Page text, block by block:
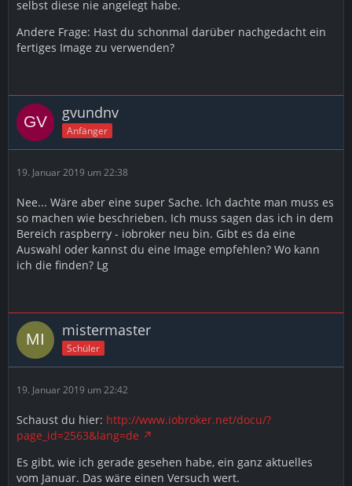
selbst diese nie angelegt habe.
Andere Frage: Hast du schonmal darüber nachgedacht ein
fertiges Image zu verwenden?
gvundnv
Anfänger
19. Januar 2019 um 22:38
Nee... Wäre aber eine super Sache. Ich dachte man muss es
so machen wie beschrieben. Ich muss sagen das ich in dem
Bereich raspberry - iobroker neu bin. Gibt es da eine
Auswahl oder kannst du eine Image empfehlen? Wo kann
ich die finden? Lg
mistermaster
Schüler
19. Januar 2019 um 22:42
Schaust du hier: http://www.iobroker.net/docu/?
page_id=2563&lang=de
Es gibt, wie ich gerade gesehen habe, ein ganz aktuelles
vom Januar. Das wäre einen Versuch wert.